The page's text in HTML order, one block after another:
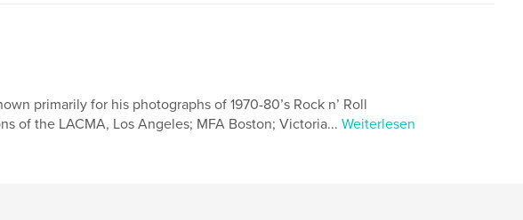
primarily for his photographs of 1970-80’s Rock n’ Roll
of the LACMA, Los Angeles; MFA Boston; Victoria... Weiterlesen